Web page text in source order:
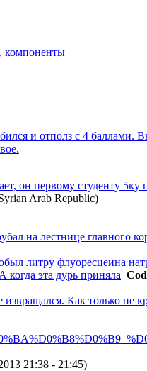
компоненты
и отполз с 4 баллами.
он первому студенту 5ку
)
на лестнице главного
литру флуоресцеина
эта дурь приняла
извращался. Как только
21:38 - 21:45)